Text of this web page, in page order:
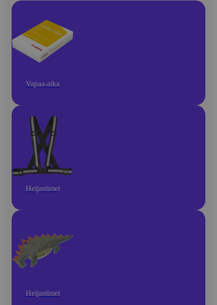
Vapaa-aika
Heijastimet
Heijastimet